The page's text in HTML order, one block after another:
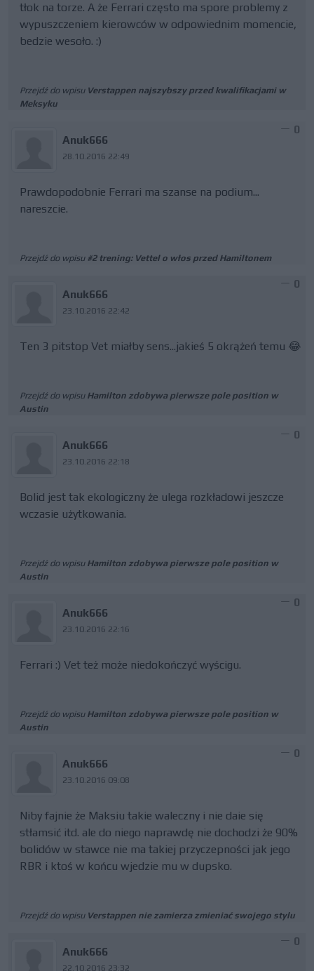
tłok na torze. A że Ferrari często ma spore problemy z
wypuszczeniem kierowców w odpowiednim momencie,
bedzie wesoło. :)
Przejdź do wpisu Verstappen najszybszy przed kwalifikacjami w
Meksyku
Anuk666
28.10.2016 22:49
0
Prawdopodobnie Ferrari ma szanse na podium...
nareszcie.
Przejdź do wpisu #2 trening: Vettel o włos przed Hamiltonem
Anuk666
23.10.2016 22:42
0
Ten 3 pitstop Vet miałby sens...jakieś 5 okrążeń temu 😂
Przejdź do wpisu Hamilton zdobywa pierwsze pole position w
Austin
Anuk666
23.10.2016 22:18
0
Bolid jest tak ekologiczny że ulega rozkładowi jeszcze
wczasie użytkowania.
Przejdź do wpisu Hamilton zdobywa pierwsze pole position w
Austin
Anuk666
23.10.2016 22:16
0
Ferrari :) Vet też może niedokończyć wyścigu.
Przejdź do wpisu Hamilton zdobywa pierwsze pole position w
Austin
Anuk666
23.10.2016 09:08
0
Niby fajnie że Maksiu takie waleczny i nie daie się
stłamsić itd. ale do niego naprawdę nie dochodzi że 90%
bolidów w stawce nie ma takiej przyczepności jak jego
RBR i ktoś w końcu wjedzie mu w dupsko.
Przejdź do wpisu Verstappen nie zamierza zmieniać swojego stylu
Anuk666
22.10.2016 23:32
0